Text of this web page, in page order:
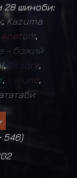
28 шиноби:
,Kazuma
Anatom
- божий
, D orora
Y, urio
546)